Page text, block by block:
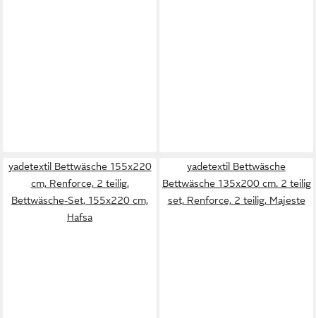
yadetextil Bettwäsche 155x220
cm, Renforce, 2 teilig,
Bettwäsche-Set, 155x220 cm,
Hafsa
yadetextil Bettwäsche
Bettwäsche 135x200 cm. 2 teilig
set, Renforce, 2 teilig, Majeste